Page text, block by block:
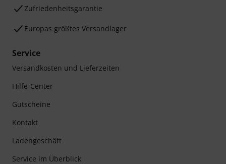
Zufriedenheitsgarantie
Europas größtes Versandlager
Service
Versandkosten und Lieferzeiten
Hilfe-Center
Gutscheine
Kontakt
Ladengeschäft
Service im Überblick